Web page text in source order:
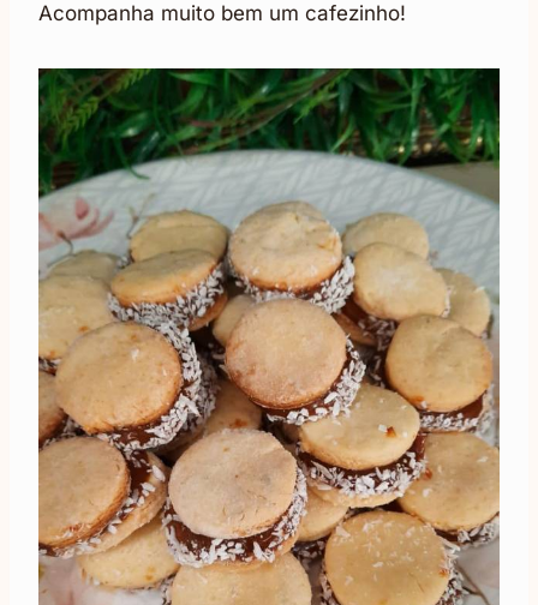
Acompanha muito bem um cafezinho!